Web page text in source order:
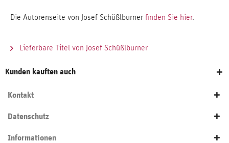
Die Autorenseite von Josef Schüßlburner finden Sie hier.
Lieferbare Titel von Josef Schüßlburner
Kunden kauften auch
Kontakt
Datenschutz
Informationen